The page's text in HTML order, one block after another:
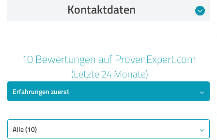
Kontaktdaten
SEHR GUT
Nutzen
10 Bewertungen auf ProvenExpert.com
(Letzte 24 Monate)
Erfahrungen zuerst
Alle (10)